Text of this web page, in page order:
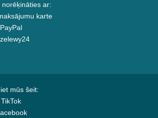
ar:
karte
PayPal
mūs šeit:
TikTok